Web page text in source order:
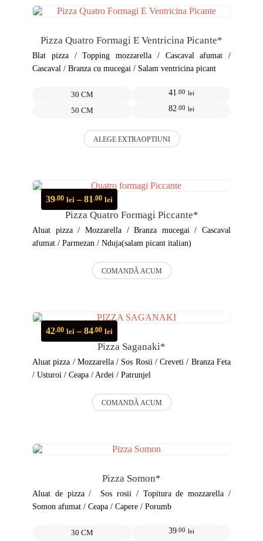
variații.
fi
alese
în
Pizza Quatro Formagi E Ventricina Picante*
Blat pizza / Topping mozzarella / Cascaval afumat /
Cascaval / Branza cu mucegai / Salam ventricina picant
30 CM 41 .00 lei
50 CM 82 .00 lei
Acest
produs
variații.
Opțiunile
pot
fi
alese
în
ALEGE EXTRAOPTIUNI
Pizza Quatro Formagi Piccante*
Aluat pizza / Mozzarella / Branza mucegai / Cascaval
afumat / Parmezan / Nduja(salam picant italian)
39.00 lei – 81.00 lei
de
prețuri:
39.00 lei
până
Acest
produs
variații.
Opțiunile
pot
alese
în
COMANDĂ ACUM
Pizza Saganaki*
Aluat pizza / Mozzarella / Sos Rosii / Creveti / Branza Feta
/ Usturoi / Ceapa / Ardei / Patrunjel
42.00 lei – 84.00 lei
de
prețuri:
42.00 lei
până
Acest
produs
variații.
alese
în
pagina
COMANDĂ ACUM
Pizza Somon*
Aluat de pizza / Sos rosii / Topitura de mozzarella /
Somon afumat / Ceapa / Capere / Porumb
30 CM 39.00 lei